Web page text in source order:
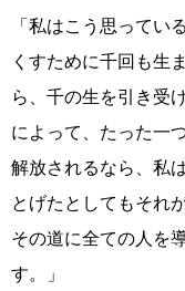
「私はこう思って
くすために千回も生
ら、千の生を引き受
によって、たった一
解放されるなら、私
とげたとしてもそれ
その道に全ての人を
す。」